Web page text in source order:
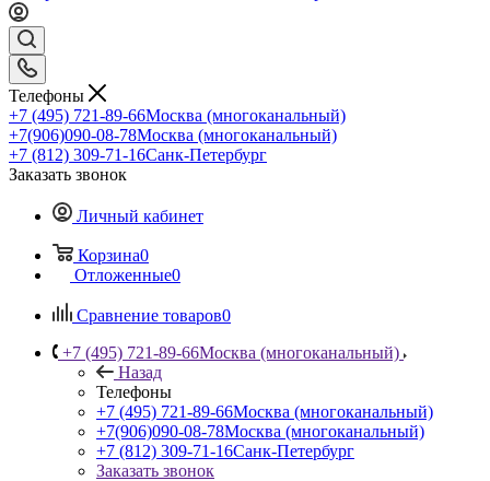
Телефоны
+7 (495) 721-89-66Москва (многоканальный)
+7(906)090-08-78Москва (многоканальный)
+7 (812) 309-71-16Санк-Петербург
Заказать звонок
Личный кабинет
Корзина0
Отложенные0
Сравнение товаров0
+7 (495) 721-89-66Москва (многоканальный)
Назад
Телефоны
+7 (495) 721-89-66Москва (многоканальный)
+7(906)090-08-78Москва (многоканальный)
+7 (812) 309-71-16Санк-Петербург
Заказать звонок